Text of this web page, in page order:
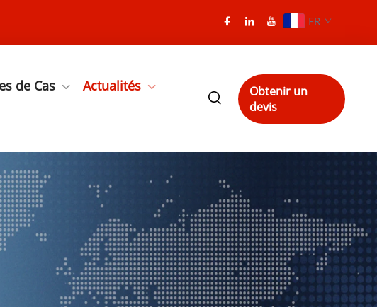
FR
de Cas
Actualités
Obtenir un
devis